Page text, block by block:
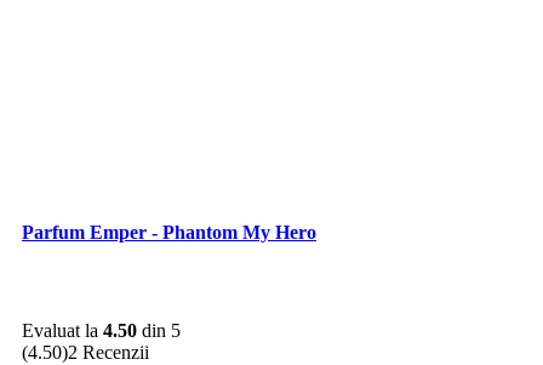
Parfum Emper - Phantom My Hero
Evaluat la 4.50 din 5
(4.50)2 Recenzii